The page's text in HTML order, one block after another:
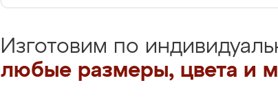
Изготовим по
любые размеры, цвета и